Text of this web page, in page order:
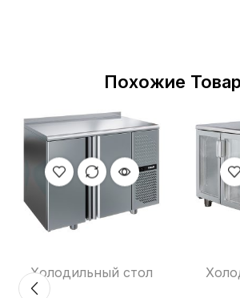
Похожие
Холодильный стол